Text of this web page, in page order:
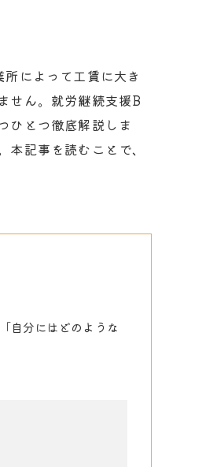
によって工賃に大き
せん。就労継続支援B
ひとつ徹底解説しま
記事を読むことで、
自分にはどのような